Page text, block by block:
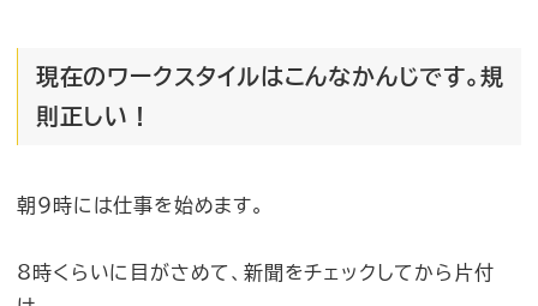
現在のワークスタイルはこんなかんじです。規
則正しい！
朝9時には仕事を始めます。
8時くらいに目がさめて、新聞をチェックしてから片付